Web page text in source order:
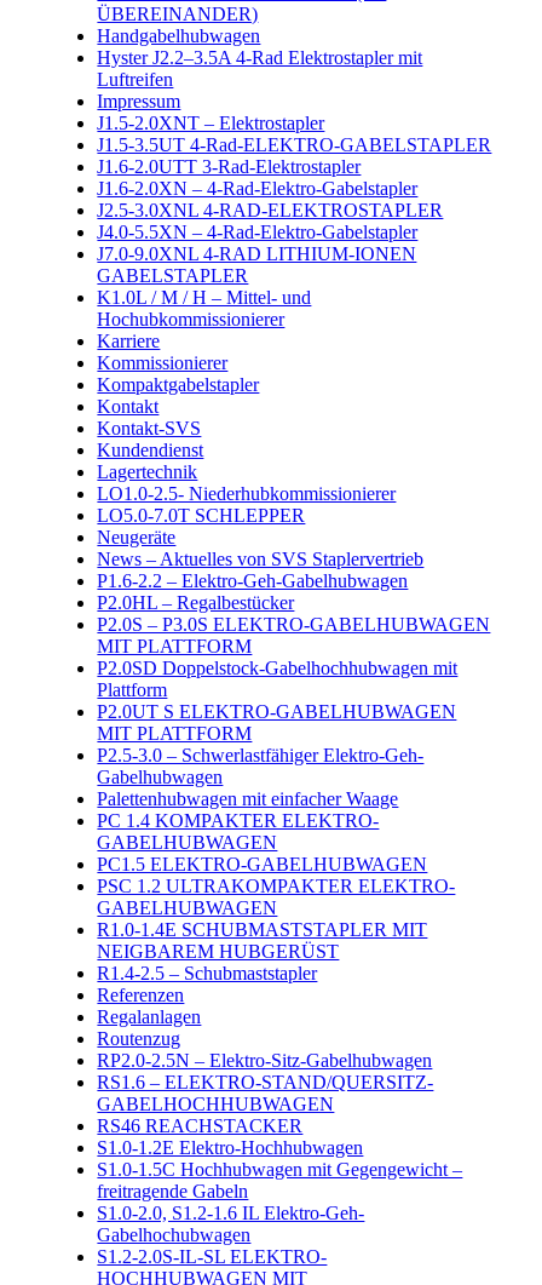
ÜBEREINANDER)
Handgabelhubwagen
Hyster J2.2–3.5A 4-Rad Elektrostapler mit
Luftreifen
Impressum
J1.5-2.0XNT – Elektrostapler
J1.5-3.5UT 4-Rad-ELEKTRO-GABELSTAPLER
J1.6-2.0UTT 3-Rad-Elektrostapler
J1.6-2.0XN – 4-Rad-Elektro-Gabelstapler
J2.5-3.0XNL 4-RAD-ELEKTROSTAPLER
J4.0-5.5XN – 4-Rad-Elektro-Gabelstapler
J7.0-9.0XNL 4-RAD LITHIUM-IONEN
GABELSTAPLER
K1.0L / M / H – Mittel- und
Hochubkommissionierer
Karriere
Kommissionierer
Kompaktgabelstapler
Kontakt
Kontakt-SVS
Kundendienst
Lagertechnik
LO1.0-2.5- Niederhubkommissionierer
LO5.0-7.0T SCHLEPPER
Neugeräte
News – Aktuelles von SVS Staplervertrieb
P1.6-2.2 – Elektro-Geh-Gabelhubwagen
P2.0HL – Regalbestücker
P2.0S – P3.0S ELEKTRO-GABELHUBWAGEN
MIT PLATTFORM
P2.0SD Doppelstock-Gabelhochhubwagen mit
Plattform
P2.0UT S ELEKTRO-GABELHUBWAGEN
MIT PLATTFORM
P2.5-3.0 – Schwerlastfähiger Elektro-Geh-
Gabelhubwagen
Palettenhubwagen mit einfacher Waage
PC 1.4 KOMPAKTER ELEKTRO-
GABELHUBWAGEN
PC1.5 ELEKTRO-GABELHUBWAGEN
PSC 1.2 ULTRAKOMPAKTER ELEKTRO-
GABELHUBWAGEN
R1.0-1.4E SCHUBMASTSTAPLER MIT
NEIGBAREM HUBGERÜST
R1.4-2.5 – Schubmaststapler
Referenzen
Regalanlagen
Routenzug
RP2.0-2.5N – Elektro-Sitz-Gabelhubwagen
RS1.6 – ELEKTRO-STAND/QUERSITZ-
GABELHOCHHUBWAGEN
RS46 REACHSTACKER
S1.0-1.2E Elektro-Hochhubwagen
S1.0-1.5C Hochhubwagen mit Gegengewicht –
freitragende Gabeln
S1.0-2.0, S1.2-1.6 IL Elektro-Geh-
Gabelhochubwagen
S1.2-2.0S-IL-SL ELEKTRO-
HOCHHUBWAGEN MIT